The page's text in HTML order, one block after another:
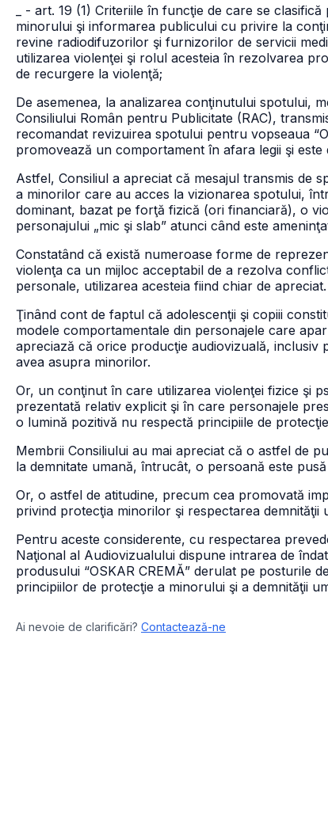
_ - art. 19 (1) Criteriile în funcţie de care se
minorului şi informarea publicului cu privire la
revine radiodifuzorilor şi furnizorilor de servicii
utilizarea violenţei şi rolul acesteia în rezolvarea
de recurgere la violenţă;
De asemenea, la analizarea conţinutului spotului,
Consiliului Român pentru Publicitate (RAC),
recomandat revizuirea spotului pentru vopseaua
promovează un comportament în afara legii şi
Astfel, Consiliul a apreciat că mesajul transmis de
a minorilor care au acces la vizionarea spotului,
dominant, bazat pe forţă fizică (ori financiară), o
personajului „mic şi slab” atunci când este
Constatând că există numeroase forme de
violenţa ca un mijloc acceptabil de a rezolva
personale, utilizarea acesteia fiind chiar de apreciat.
Ţinând cont de faptul că adolescenţii şi copiii
modele comportamentale din personajele care
apreciază că orice producţie audiovizuală, inclusiv
avea asupra minorilor.
Or, un conţinut în care utilizarea violenţei fizice şi
prezentată relativ explicit şi în care personajele
o lumină pozitivă nu respectă principiile de
Membrii Consiliului au mai apreciat că o astfel de
la demnitate umană, întrucât, o persoană este
Or, o astfel de atitudine, precum cea promovată
privind protecţia minorilor şi respectarea demnităţii
Pentru aceste considerente, cu respectarea
Naţional al Audiovizualului dispune intrarea de
produsului “OSKAR CREMĂ” derulat pe posturile
principiilor de protecţie a minorului şi a demnităţii
Ai nevoie de clarificări? Contactează-ne